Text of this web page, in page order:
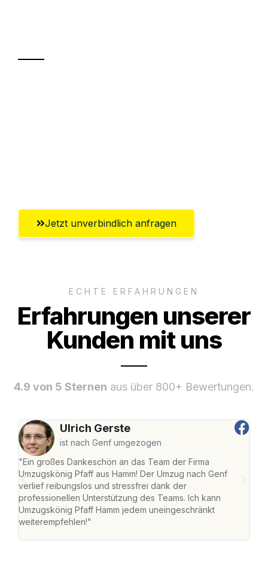
Jetzt unverbindlich anfragen
ECHTE ERFAHRUNGEN
Erfahrungen unserer
Kunden mit uns
4.9 von 5 Sternen aus über 800+ Bewertungen.
Ulrich Gerste
ist nach Genf umgezogen
"Ein großes Dankeschön an das Team der Firma
Umzugskönig Pfaff aus Hamm! Der Umzug nach Genf
verlief reibungslos und stressfrei dank der
professionellen Unterstützung des Teams. Ich kann
Umzugskönig Pfaff Hamm jedem uneingeschränkt
weiterempfehlen!"